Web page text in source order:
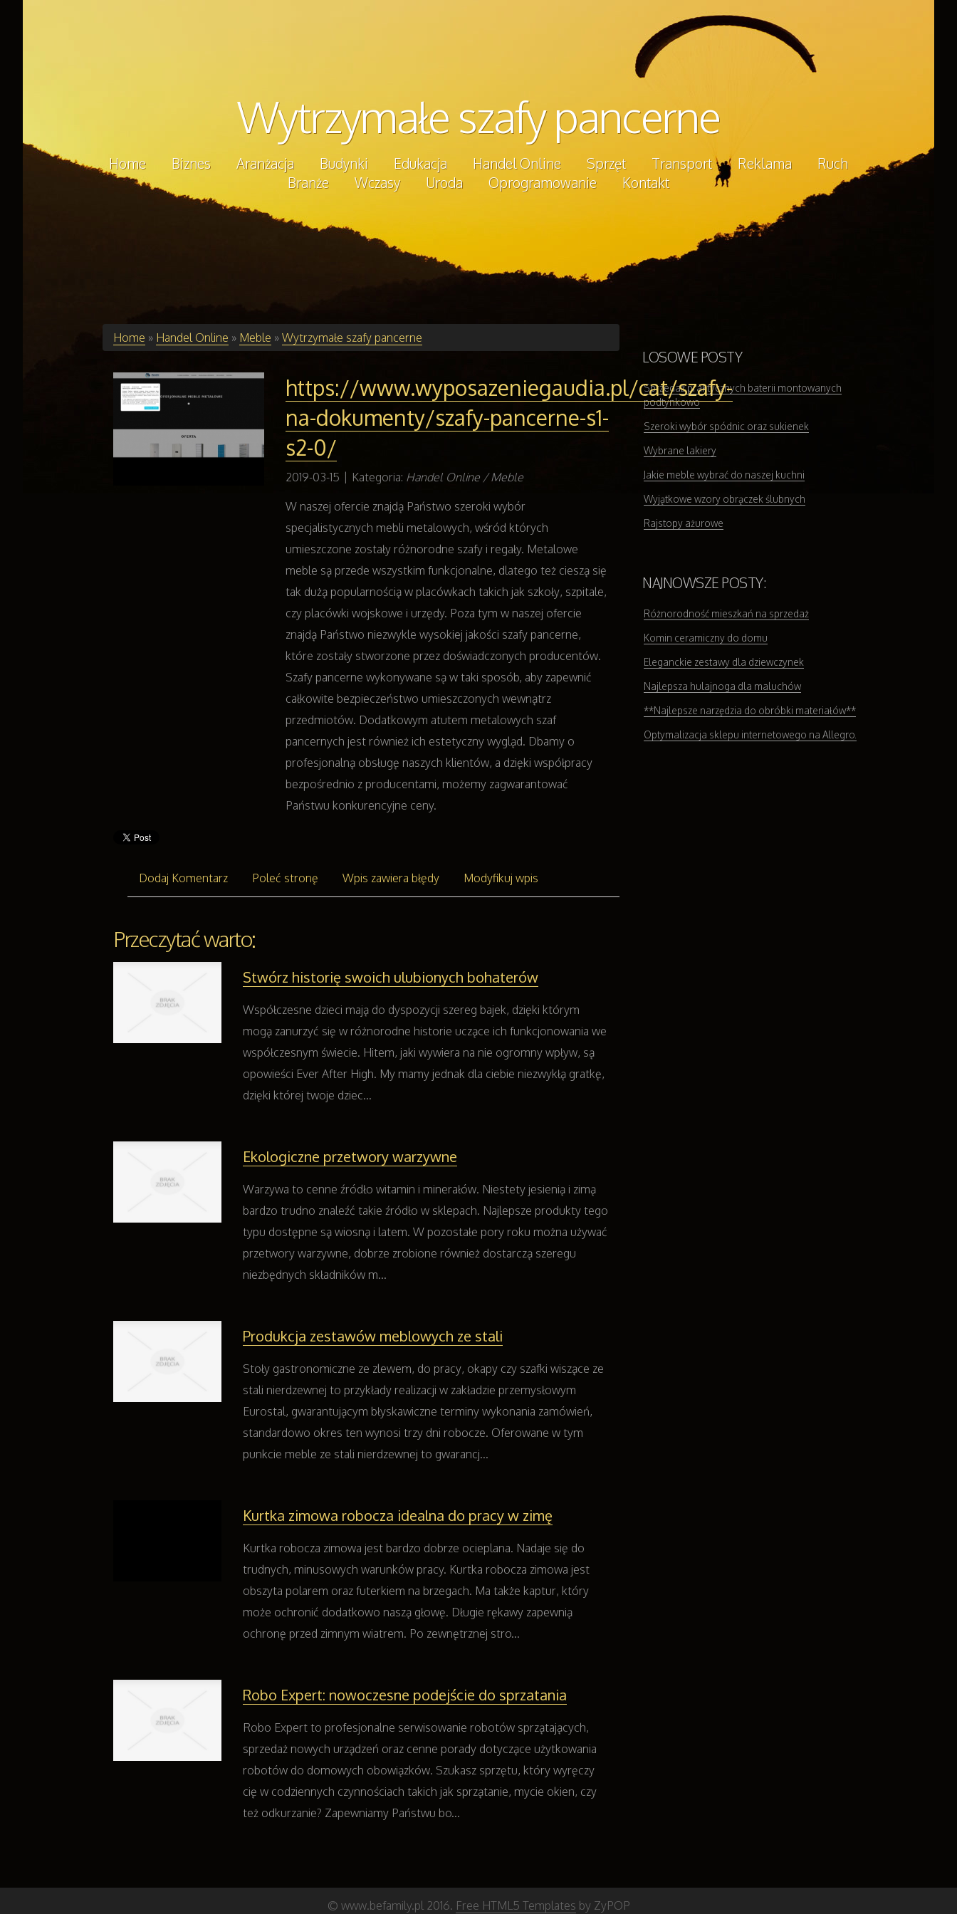
Wytrzymałe szafy pancerne
Home Biznes Aranżacja Budynki Edukacja Handel Online Sprzęt Transport Reklama
Ruch
Branże
Wczasy Uroda Oprogramowanie Kontakt
Home » Handel Online » Meble » Wytrzymałe szafy pancerne
https://www.wyposazeniegaudia.pl/cat/szafy-
na-dokumenty/szafy-pancerne-s1-
s2-0/
2019-03-15 Kategoria: Handel Online / Meble
W naszej ofercie znajdą Państwo szeroki wybór
specjalistycznych mebli metalowych, wśród których
umieszczone zostały różnorodne szafy i regały. Metalowe
meble są przede wszystkim funkcjonalne, dlatego też cieszą się
tak dużą popularnością w placówkach takich jak szkoły, szpitale,
czy placówki wojskowe i urzędy. Poza tym w naszej ofercie
znajdą Państwo niezwykle wysokiej jakości szafy pancerne,
które zostały stworzone przez doświadczonych producentów.
Szafy pancerne wykonywane są w taki sposób, aby zapewnić
całkowite bezpieczeństwo umieszczonych wewnątrz
przedmiotów. Dodatkowym atutem metalowych szaf
pancernych jest również ich estetyczny wygląd. Dbamy o
profesjonalną obsługę naszych klientów, a dzięki współpracy
bezpośrednio z producentami, możemy zagwarantować
Państwu konkurencyjne ceny.
Dodaj Komentarz Poleć stronę Wpis zawiera błędy Modyfikuj wpis
Przeczytać warto:
Stwórz historię swoich ulubionych bohaterów
Współczesne dzieci mają do dyspozycji szereg bajek, dzięki którym
mogą zanurzyć się w różnorodne historie uczące ich funkcjonowania we
współczesnym świecie. Hitem, jaki wywiera na nie ogromny wpływ, są
opowieści Ever After High. My mamy jednak dla ciebie niezwykłą gratkę,
dzięki której twoje dziec...
Ekologiczne przetwory warzywne
Warzywa to cenne źródło witamin i minerałów. Niestety jesienią i zimą
bardzo trudno znaleźć takie źródło w sklepach. Najlepsze produkty tego
typu dostępne są wiosną i latem. W pozostałe pory roku można używać
przetwory warzywne, dobrze zrobione również dostarczą szeregu
niezbędnych składników m...
Produkcja zestawów meblowych ze stali
Stoły gastronomiczne ze zlewem, do pracy, okapy czy szafki wiszące ze
stali nierdzewnej to przykłady realizacji w zakładzie przemysłowym
Eurostal, gwarantującym błyskawiczne terminy wykonania zamówień,
standardowo okres ten wynosi trzy dni robocze. Oferowane w tym
punkcie meble ze stali nierdzewnej to gwarancj...
Kurtka zimowa robocza idealna do pracy w zimę
Kurtka robocza zimowa jest bardzo dobrze ocieplana. Nadaje się do
trudnych, minusowych warunków pracy. Kurtka robocza zimowa jest
obszyta polarem oraz futerkiem na brzegach. Ma także kaptur, który
może ochronić dodatkowo naszą głowę. Długie rękawy zapewnią
ochronę przed zimnym wiatrem. Po zewnętrznej stro...
Robo Expert: nowoczesne podejście do sprzatania
Robo Expert to profesjonalne serwisowanie robotów sprzątających,
sprzedaż nowych urządzeń oraz cenne porady dotyczące użytkowania
robotów do domowych obowiązków. Szukasz sprzętu, który wyręczy
cię w codziennych czynnościach takich jak sprzątanie, mycie okien, czy
też odkurzanie? Zapewniamy Państwu bo...
LOSOWE POSTY
Sprzedaż praktycznych baterii montowanych
podtynkowo
Szeroki wybór spódnic oraz sukienek
Wybrane lakiery
Jakie meble wybrać do naszej kuchni
Wyjątkowe wzory obrączek ślubnych
Rajstopy ażurowe
NAJNOWSZE POSTY:
Różnorodność mieszkań na sprzedaż
Komin ceramiczny do domu
Eleganckie zestawy dla dziewczynek
Najlepsza hulajnoga dla maluchów
**Najlepsze narzędzia do obróbki materiałów**
Optymalizacja sklepu internetowego na Allegro.
© www.befamily.pl 2016. Free HTML5 Templates by ZyPOP